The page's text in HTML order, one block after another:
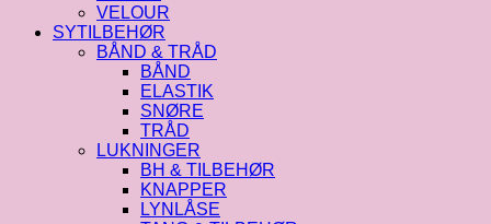
VELOUR
SYTILBEHØR
BÅND & TRÅD
BÅND
ELASTIK
SNØRE
TRÅD
LUKNINGER
BH & TILBEHØR
KNAPPER
LYNLÅSE